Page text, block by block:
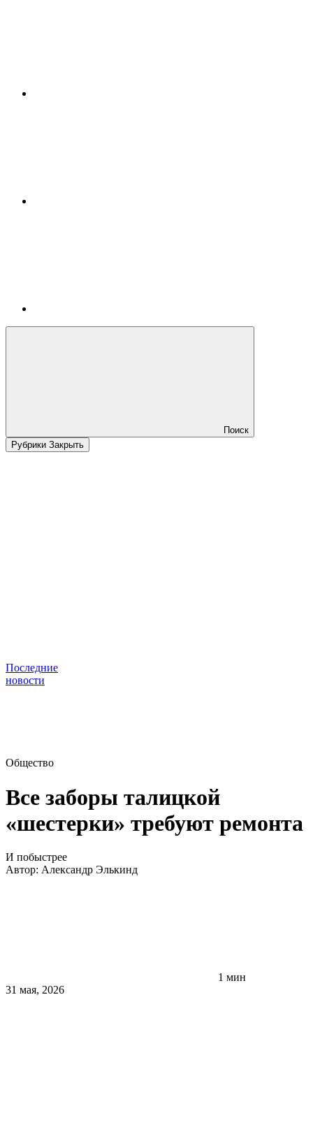
Поиск
Рубрики Закрыть
Последние
новости
Общество
Все заборы талицкой
«шестерки» требуют ремонта
И побыстрее
Автор: Александр Элькинд
1 мин
31 мая, 2026